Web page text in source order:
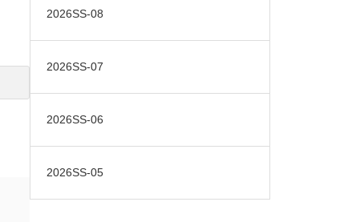
2026SS-08
2026SS-07
2026SS-06
2026SS-05